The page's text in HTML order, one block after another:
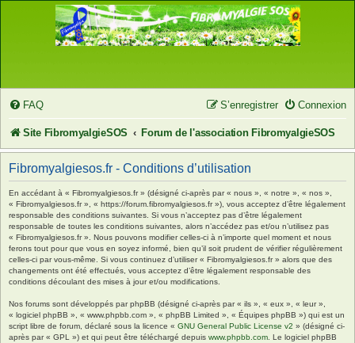
FAQ Connexion
S’enregistrer
Site FibromyalgieSOS Forum de l'association FibromyalgieSOS
Fibromyalgiesos.fr - Conditions d’utilisation
En accédant à « Fibromyalgiesos.fr » (désigné ci-après par « nous », « notre », « nos »,
« Fibromyalgiesos.fr », « https://forum.fibromyalgiesos.fr »), vous acceptez d’être légalement
responsable des conditions suivantes. Si vous n’acceptez pas d’être légalement
responsable de toutes les conditions suivantes, alors n’accédez pas et/ou n’utilisez pas
« Fibromyalgiesos.fr ». Nous pouvons modifier celles-ci à n’importe quel moment et nous
ferons tout pour que vous en soyez informé, bien qu’il soit prudent de vérifier régulièrement
celles-ci par vous-même. Si vous continuez d’utiliser « Fibromyalgiesos.fr » alors que des
changements ont été effectués, vous acceptez d’être légalement responsable des
conditions découlant des mises à jour et/ou modifications.
Nos forums sont développés par phpBB (désigné ci-après par « ils », « eux », « leur »,
« logiciel phpBB », « www.phpbb.com », « phpBB Limited », « Équipes phpBB ») qui est un
script libre de forum, déclaré sous la licence « GNU General Public License v2 » (désigné ci-
après par « GPL ») et qui peut être téléchargé depuis www.phpbb.com . Le logiciel phpBB